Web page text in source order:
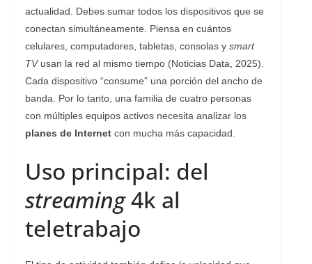
actualidad. Debes sumar todos los dispositivos que se
conectan simultáneamente. Piensa en cuántos
celulares, computadores, tabletas, consolas y smart
TVusan la red al mismo tiempo (Noticias Data, 2025).
Cada dispositivo “consume” una porción del ancho de
banda. Por lo tanto, una familia de cuatro personas
con múltiples equipos activos necesita analizar los
planes de Internet con mucha más capacidad.
Uso principal: del
streaming4k al
teletrabajo